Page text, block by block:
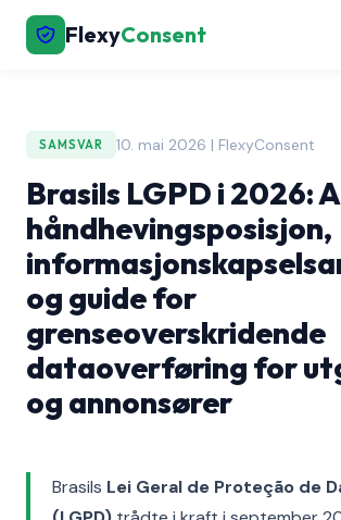
FlexyConsent
SAMSVAR 10. mai 2026 | FlexyConsent
Brasils LGPD i 2026:
håndhevingsposisjon,
og guide for
grenseoverskridende
dataoverføring for
og annonsører
Brasils Lei Geral de Proteção de